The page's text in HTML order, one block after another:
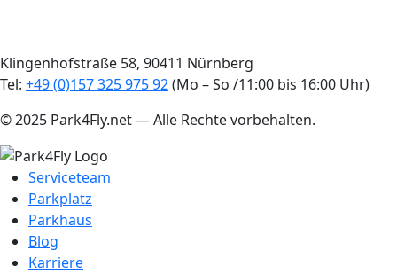
Klingenhofstraße 58, 90411 Nürnberg
Tel: +49 (0)157 325 975 92(Mo – So /11:00 bis 16:00 Uhr)
© 2025 Park4Fly.net — Alle Rechte vorbehalten.
Serviceteam
Parkplatz
Parkhaus
Blog
Karriere